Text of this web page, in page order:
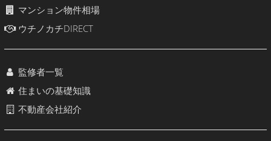
マンション物件相場
ウチノカチDIRECT
監修者一覧
住まいの基礎知識
不動産会社紹介